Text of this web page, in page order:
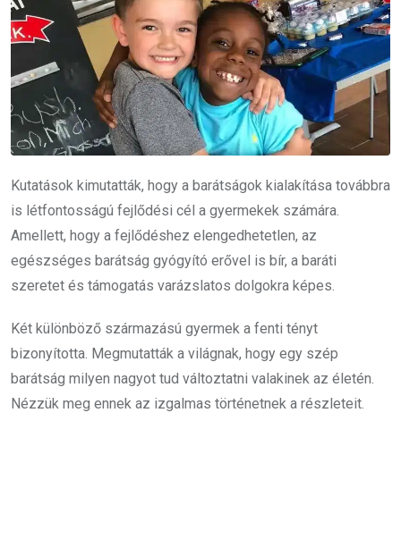
Kutatások kimutatták, hogy a barátságok kialakítása továbbra
is létfontosságú fejlődési cél a gyermekek számára.
Amellett, hogy a fejlődéshez elengedhetetlen, az
egészséges barátság gyógyító erővel is bír, a baráti
szeretet és támogatás varázslatos dolgokra képes.
Két különböző származású gyermek a fenti tényt
bizonyította. Megmutatták a világnak, hogy egy szép
barátság milyen nagyot tud változtatni valakinek az életén.
Nézzük meg ennek az izgalmas történetnek a részleteit.